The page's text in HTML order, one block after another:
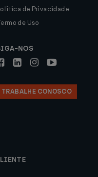
de Privacidade
de Uso
NOS
TRABALHE CONOSCO